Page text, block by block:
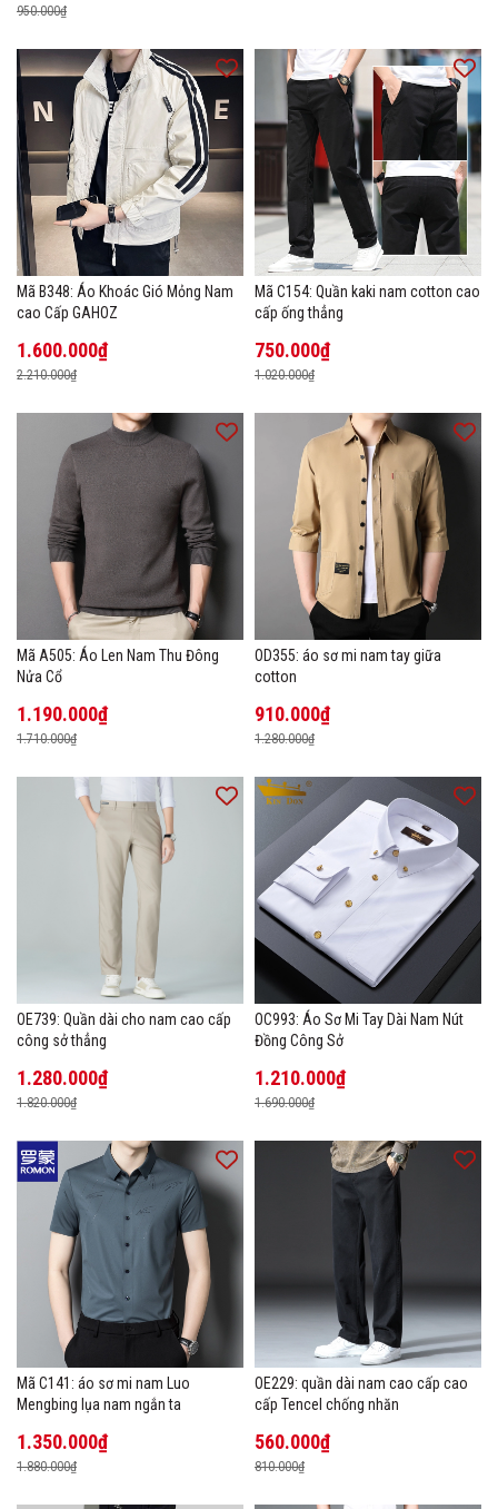
950.000₫
Mã B348: Áo Khoác Gió Mỏng Nam
cao Cấp GAHOZ
1.600.000₫
2.210.000₫
Mã C154: Quần kaki nam cotton cao
cấp ống thẳng
750.000₫
1.020.000₫
Mã A505: Áo Len Nam Thu Đông
Nửa Cổ
1.190.000₫
1.710.000₫
OD355: áo sơ mi nam tay giữa
cotton
910.000₫
1.280.000₫
OE739: Quần dài cho nam cao cấp
công sở thẳng
1.280.000₫
1.820.000₫
OC993: Áo Sơ Mi Tay Dài Nam Nút
Đồng Công Sở
1.210.000₫
1.690.000₫
Mã C141: áo sơ mi nam Luo
Mengbing lụa nam ngắn ta
1.350.000₫
1.880.000₫
OE229: quần dài nam cao cấp cao
cấp Tencel chống nhăn
560.000₫
810.000₫